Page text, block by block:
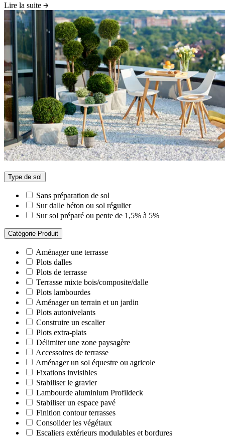
Lire la suite
Type de sol
Sans préparation de sol
Sur dalle béton ou sol régulier
Sur sol préparé ou pente de 1,5% à 5%
Catégorie Produit
Aménager une terrasse
Plots dalles
Plots de terrasse
Terrasse mixte bois/composite/dalle
Plots lambourdes
Aménager un terrain et un jardin
Plots autonivelants
Construire un escalier
Plots extra-plats
Délimiter une zone paysagère
Accessoires de terrasse
Aménager un sol équestre ou agricole
Fixations invisibles
Stabiliser le gravier
Lambourde aluminium Profildeck
Stabiliser un espace pavé
Finition contour terrasses
Consolider les végétaux
Escaliers extérieurs modulables et bordures